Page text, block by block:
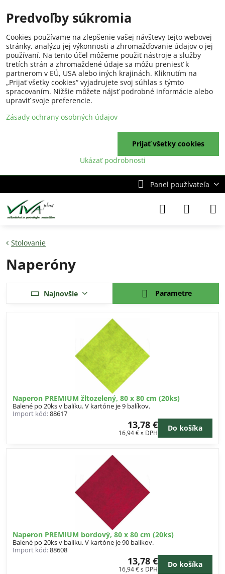
Panel používateľa
Stolovanie
Naperóny
Najnovšie Parametre
Naperon PREMIUM žltozelený, 80 x 80 cm (20ks)
Balené po 20ks v balíku. V kartóne je 9 balíkov.
Import kód:88617
13,78 €
16,94 €s DPH
Do košíka
Naperon PREMIUM bordový, 80 x 80 cm (20ks)
Balené po 20ks v balíku. V kartóne je 90 balíkov.
Import kód:88608
13,78 €
16,94 €s DPH
Do košíka
Predvoľby súkromia
Cookies používame na zlepšenie vašej návštevy tejto webovej
stránky, analýzu jej výkonnosti a zhromažďovanie údajov o jej
používaní. Na tento účel môžeme použiť nástroje a služby
tretích strán a zhromaždené údaje sa môžu preniesť k
partnerom v EÚ, USA alebo iných krajinách. Kliknutím na
„Prijať všetky cookies“ vyjadrujete svoj súhlas s týmto
spracovaním. Nižšie môžete nájsť podrobné informácie alebo
upraviť svoje preferencie.
Zásady ochrany osobných údajov
Ukázať podrobnosti
Prijať všetky cookies